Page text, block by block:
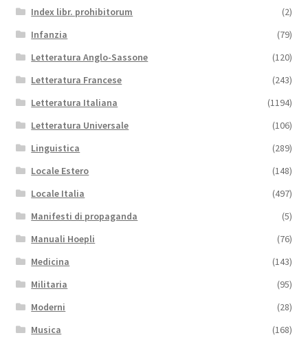
Index libr. prohibitorum
(2)
Infanzia
(79)
Letteratura Anglo-Sassone
(120)
Letteratura Francese
(243)
Letteratura Italiana
(1194)
Letteratura Universale
(106)
Linguistica
(289)
Locale Estero
(148)
Locale Italia
(497)
Manifesti di propaganda
(5)
Manuali Hoepli
(76)
Medicina
(143)
Militaria
(95)
Moderni
(28)
Musica
(168)